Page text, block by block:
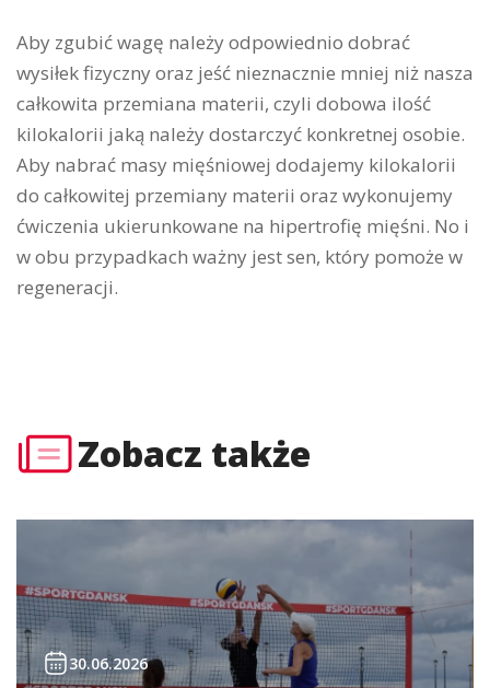
Aby zgubić wagę należy odpowiednio dobrać
wysiłek fizyczny oraz jeść nieznacznie mniej niż nasza
całkowita przemiana materii, czyli dobowa ilość
kilokalorii jaką należy dostarczyć konkretnej osobie.
Aby nabrać masy mięśniowej dodajemy kilokalorii
do całkowitej przemiany materii oraz wykonujemy
ćwiczenia ukierunkowane na hipertrofię mięśni. No i
w obu przypadkach ważny jest sen, który pomoże w
regeneracji.
Zobacz także
30.06.2026